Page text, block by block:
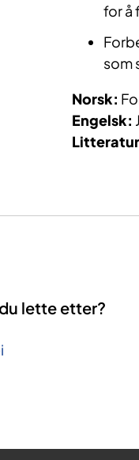
for å
som
Norsk:
Engelsk:
lette etter?